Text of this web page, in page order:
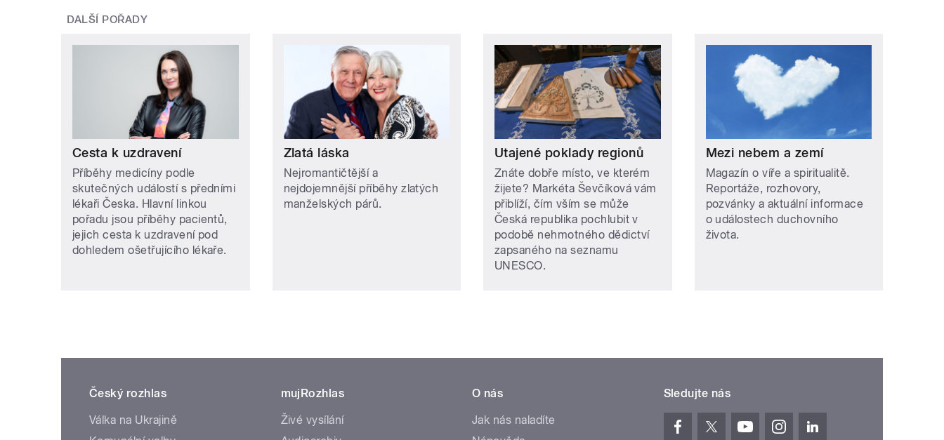
DALŠÍ POŘADY
Cesta k uzdravení
Příběhy medicíny podle
skutečných událostí s předními
lékaři Česka. Hlavní linkou
pořadu jsou příběhy pacientů,
jejich cesta k uzdravení pod
dohledem ošetřujícího lékaře.
Zlatá láska
Nejromantičtější a
nejdojemnější příběhy zlatých
manželských párů.
Utajené poklady regionů
Znáte dobře místo, ve kterém
žijete? Markéta Ševčíková vám
přiblíží, čím vším se může
Česká republika pochlubit v
podobě nehmotného dědictví
zapsaného na seznamu
UNESCO.
Mezi nebem a zemí
Magazín o víře a spiritualitě.
Reportáže, rozhovory,
pozvánky a aktuální informace
o událostech duchovního
života.
Český rozhlas
Válka na Ukrajině
mujRozhlas
Živé vysílání
O nás
Jak nás naladíte
Sledujte nás